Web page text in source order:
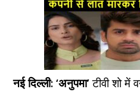
नई दिल्ली: ‘अनुपमा’टीवी शो में